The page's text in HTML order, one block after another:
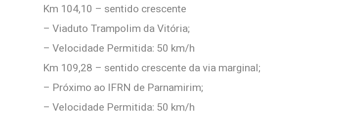
Km 104,10 – sentido crescente
– Viaduto Trampolim da Vitória;
– Velocidade Permitida: 50 km/h
Km 109,28 – sentido crescente da via marginal;
– Próximo ao IFRN de Parnamirim;
– Velocidade Permitida: 50 km/h